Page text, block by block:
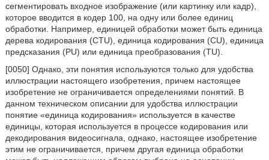
сегментировать входное изображение (или картинку или кадр),
которое вводится в кодер 100, на одну или более единиц
обработки. Например, единицей обработки может быть единица
дерева кодирования (CTU), единица кодирования (CU), единица
предсказания (PU) или единица преобразования (TU).
[0050] Однако, эти понятия используются только для удобства
иллюстрации настоящего изобретения, причем настоящее
изобретение не ограничивается определениями понятий. В
данном техническом описании для удобства иллюстрации
понятие «единица кодирования» используется в качестве
единицы, которая используется в процессе кодирования или
декодирования видеосигнала, однако, настоящее изобретение
этим не ограничивается, причем другая единица обработки